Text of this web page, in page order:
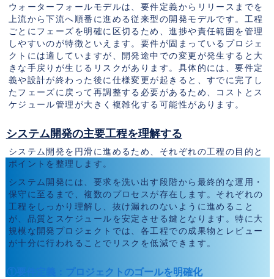
ウォーターフォールモデルは、要件定義からリリースまでを
上流から下流へ順番に進める従来型の開発モデルです。工程
ごとにフェーズを明確に区切るため、進捗や責任範囲を管理
しやすいのが特徴といえます。要件が固まっているプロジェ
クトには適していますが、開発途中での変更が発生すると大
きな手戻りが生じるリスクがあります。具体的には、要件定
義や設計が終わった後に仕様変更が起きると、すでに完了し
たフェーズに戻って再調整する必要があるため、コストとス
ケジュール管理が大きく複雑化する可能性があります。
システム開発の主要工程を理解する
システム開発を円滑に進めるため、それぞれの工程の目的と
ポイントを整理します。
システム開発には、要求を洗い出す段階から最終的な運用・
保守に至るまで、複数のプロセスが存在します。それぞれの
工程をしっかり理解し、抜け漏れのないように進めること
が、品質とスケジュールを安定させる鍵となります。特に大
規模な開発プロジェクトでは、各工程での成果物とレビュー
が十分に行われることでリスクを低減できます。
①要件定義：プロジェクトのゴールを明確化